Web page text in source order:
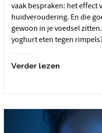
vaak bespraken: het effect
huidveroudering. En die
gewoon in je voedsel
yoghurt eten tegen
Verder lezen